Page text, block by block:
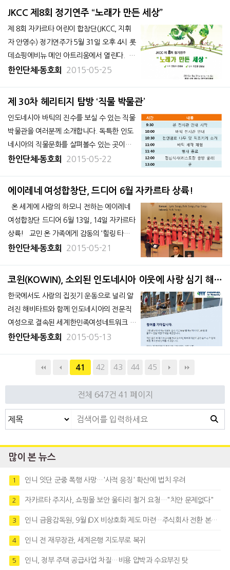
아버지 앙상블 주최로 열리는 이번 연주회는
JKCC 제8회 정기연주 “노래가 만든 세상”
제 8회 자카르타 어린이 합창단(JKCC, 지휘
자 안영수) 정기연주가 5월 31일 오후 4시 롯
데쇼핑에비뉴 메인 아트리움에서 열린다.
이번 정기연주는 아카펠라, 4중창&태권무,
JKCC 단원들이 구슬땀을 흘려가며 준비한 다
한인단체∙동호회 2015-05-25
제 30차 헤리티지 탐방 ‘직물 박물관’
인도네시아 바틱의 진수를 보실 수 있는 직물
박물관을 여러분께 소개합니다. 독특한 인도
네시아의 직물문화를 살펴볼수 있는 곳이라
서 타지에서 오신 손님과 함께 방문하셔도 좋
꽃과 나무를 만날 수 있습니다. 천연 염료로
않으세요? 일시: 2015년 6월
한인단체∙동호회 2015-05-22
에이레네 여성합창단, 드디어 6월 자카르타 상륙!
온 세계에 사랑의 하모니 전하는 에이레네
여성합창단 드디어 6월 13일, 14일 자카르타
상륙! 교민 온 가족에게 감동의 ‘힐링 타임’
무료공연 한국에서는 요즘 <K팝스타>를
꾸준한
한인단체∙동호회 2015-05-21
코윈(KOWIN), 소외된 인도네시아 이웃에 사랑 심기 해비
타트(Habitat) 사랑의 집짓기 "봉사 앞장서다"
한국에서도 사랑의 집짓기 운동으로 널리 알
려진 해비타트와 함께 인도네시아의 전문직
여성으로 결속된 세계한민족여성네트워크 코
윈(KOWIN), 인도네시아 지부(회장 박현순)
로젝트 일환으로 어렵고 소외된 이웃의 집짓
기 운동에 힘을 보탠다. 해비타트 집짓기 운
동은 집 짓는 기초공사부터, 벽 만들기 공사
한인단체∙동호회 2015-05-13
41 42 43 44 45
전체 647건 41 페이지
많이 본 뉴스
1 인니 잇단 군중 폭행 사망…'사적 응징' 확산에 법치 우려
2 자카르타 주지사, 쇼핑몰 보안 울타리 철거 요청…"치안 문제없다"
3 인니 금융감독원, 9월 IDX 비상호화 제도 마련…주식회사 전환 본격화
4 인니 전 재무장관, 세계은행 지도부로 복귀
5 인니, 정부 주택 공급사업 차질…비용 압박과 수요부진 탓